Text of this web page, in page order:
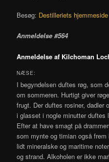
Besøg: Destilleriets hjemmeside
Anmeldelse #564
Anmeldelse af Kilchoman
NÆSE:
I begyndelsen duftes røg, som
om sommeren. Hurtigt giver
frugt. Der duftes rosiner, dadler
i glasset i nogle minutter
Efter at have smagt på
som mynte og timian også
lidt mineralske og maritime
og strand. Alkoholen er ikke